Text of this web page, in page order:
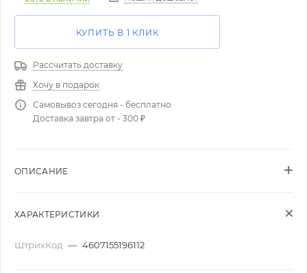
КУПИТЬ В 1 КЛИК
Рассчитать доставку
Хочу в подарок
Самовывоз сегодня - бесплатно
Доставка завтра от - 300 ₽
ОПИСАНИЕ
ХАРАКТЕРИСТИКИ
ШтрихКод — 4607155196112